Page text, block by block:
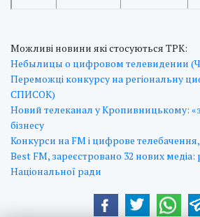
Можливі новини які стосуються ТРК:
Небылицы о цифровом телевидении
Переможці конкурсу на регіональну
СПИСОК)
Новий телеканал у Кропивницькому:
бізнесу
Конкурси на FM і цифрове
Best FM, зареєстровано 32 нових медіа:
Національної ради